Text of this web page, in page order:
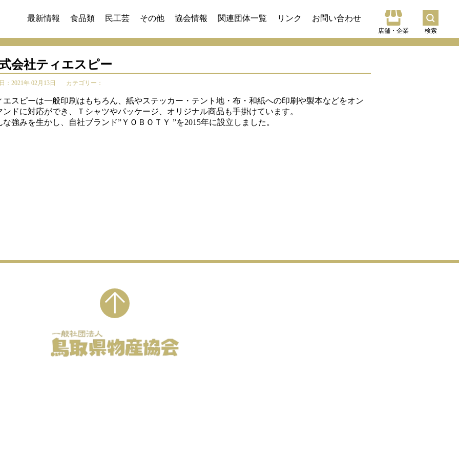
最新情報 食品類 民工芸 その他 協会情報 関連団体一覧 リンク お問い合わせ
店舗・企業 検索
会社ティエスピー
：2021年 02月13日 カテゴリー：
エスピーは一般印刷はもちろん、紙やステッカー・テント地・布・和紙への印刷や製本などをオン
ンドに対応ができ、Ｔシャツやパッケージ、オリジナル商品も手掛けています。
な強みを生かし、自社ブランド”ＹＯＢＯＴＹ ”を2015年に設立しました。